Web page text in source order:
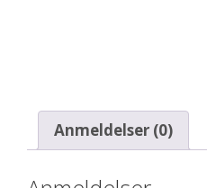
Anmeldelser (0)